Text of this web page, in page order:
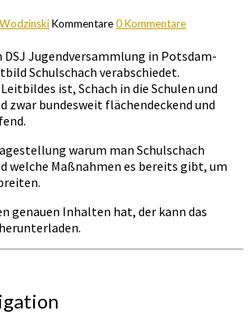
Kommentare0 Kommentare
DSJ Jugendversammlung in Potsdam-
Schulschach verabschiedet.
ist, Schach in die Schulen und
zwar bundesweit flächendeckend und
warum man Schulschach
welche Maßnahmen es bereits gibt, um
genauen Inhalten hat, der kann das
herunterladen.